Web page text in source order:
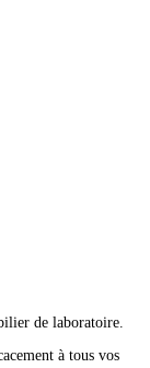
de laboratoire.
à tous vos